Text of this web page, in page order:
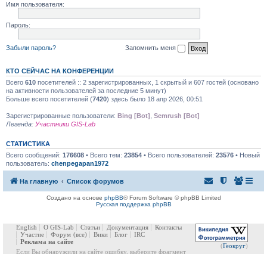
Имя пользователя:
Пароль:
Забыли пароль? Запомнить меня
КТО СЕЙЧАС НА КОНФЕРЕНЦИИ
Всего 610 посетителей :: 2 зарегистрированных, 1 скрытый и 607 гостей (основано
на активности пользователей за последние 5 минут)
Больше всего посетителей (7420) здесь было 18 апр 2026, 00:51
Зарегистрированные пользователи: Bing [Bot] Semrush [Bot]
Легенда: Участники GIS-Lab
СТАТИСТИКА
Всего сообщений: 176608 • Всего тем: 23854 • Всего пользователей: 23576 • Новый
пользователь: chenpegapan1972
На главную Список форумов
Создано на основе phpBB® Forum Software © phpBB Limited
Русская поддержка phpBB
(Геокруг)
English О GIS-Lab Статьи Документация
Контакты
Участие
Форум (все) Вики Блог
IRC
Реклама на сайте
Если Вы обнаружили на сайте ошибку, выберите фрагмент